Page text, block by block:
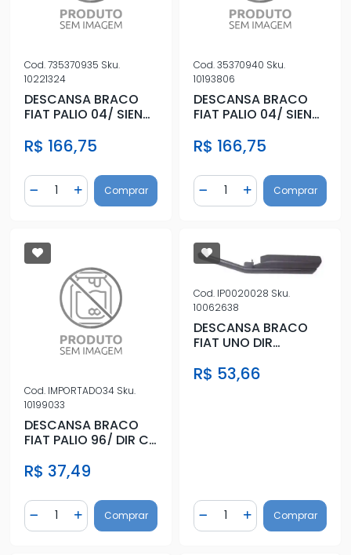
Cod.735370935 Sku.
10221324
DESCANSA BRACO
FIAT PALIO 04/ SIENA
R$ 166,75
Diminuir Quantidade
Quantidade
Adicionar Quantidade
Comprar
Cod.35370940 Sku.
10193806
DESCANSA BRACO
FIAT PALIO 04/ SIENA
(S/VIDRO EL
R$ 166,75
Diminuir Quantidade
Quantidade
AdicionarComprar
Cod. IMPORTADO34 Sku.
10199033
DESCANSA BRACO
FIAT PALIO 96/ DIR C/
R$ 37,49
Diminuir Quantidade
Quantidade
Adicionar Quantidade
Comprar
Cod. IP0020028 Sku.
10062638
DESCANSA BRACO
FIAT UNO DIR
ELETRICO
R$ 53,66
Diminuir Quantidade
Quantidade
AdicionarComprar